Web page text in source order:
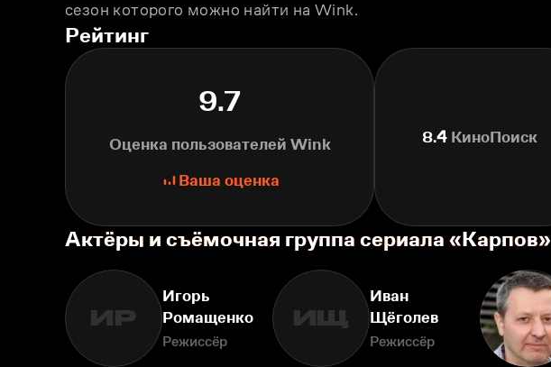
сезон которого можно найти на Wink.
Рейтинг
9.7
Оценка пользователей Wink
Ваша оценка
8.4КиноПоиск
Актёры и съёмочная группа сериала «Карпов»
ИР
Игорь
Ромащенко
Режиссёр
ИЩ
Иван
Щёголев
Режиссёр